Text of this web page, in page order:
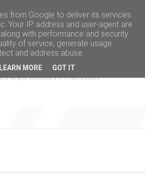
from Google to deliver its services
Your IP address and user-agent are
with performance and security
of service, generate usage
and address abuse.
LEARN MORE GOT IT